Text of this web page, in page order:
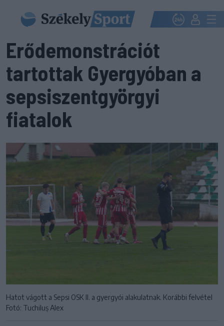
Erődemonstrációt
tartottak Gyergyóban a
sepsiszentgyörgyi
fiatalok
Hatot vágott a Sepsi OSK II. a gyergyói alakulatnak. Korábbi felvétel
Fotó: Tuchiluș Alex